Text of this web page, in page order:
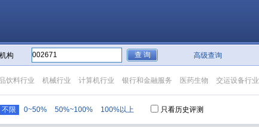
构 高级查询
饮料行业 机械行业 计算机行业 银行和金融服务 医药生物 交运设备行业
不限 0~50% 50%~100% 100%以上 只看历史评测